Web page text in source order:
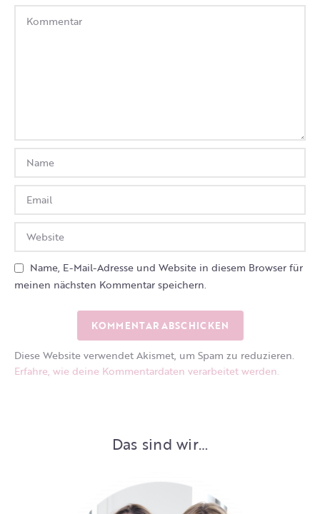
Name, E-Mail-Adresse und Website in diesem Browser für
meinen nächsten Kommentar speichern.
Diese Website verwendet Akismet, um Spam zu reduzieren.
Erfahre, wie deine Kommentardaten verarbeitet werden.
Das sind wir…